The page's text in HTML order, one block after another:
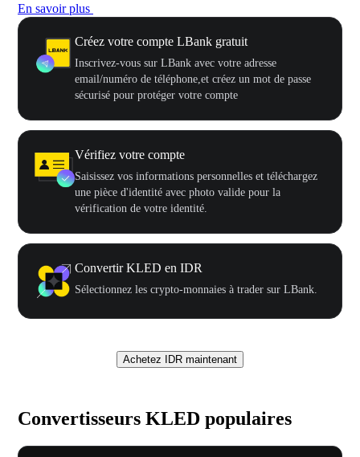
En savoir plus
Créez votre compte LBank gratuit
Inscrivez-vous sur LBank avec votre adresse
email/numéro de téléphone,et créez un mot de passe
sécurisé pour protéger votre compte
Vérifiez votre compte
Saisissez vos informations personnelles et téléchargez
une pièce d'identité avec photo valide pour la
vérification de votre identité.
Convertir KLED en IDR
Sélectionnez les crypto-monnaies à trader sur LBank.
Achetez IDR maintenant
Convertisseurs KLED populaires